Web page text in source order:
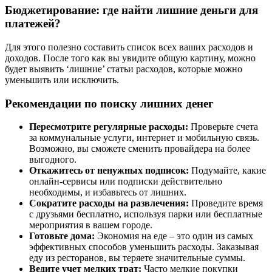
Бюджетирование: где найти лишние деньги для
платежей?
Для этого полезно составить список всех ваших расходов и
доходов. После того как вы увидите общую картину, можно
будет выявить ‘лишние’ статьи расходов, которые можно
уменьшить или исключить.
Рекомендации по поиску лишних денег
Пересмотрите регулярные расходы: Проверьте счета
за коммунальные услуги, интернет и мобильную связь.
Возможно, вы сможете сменить провайдера на более
выгодного.
Откажитесь от ненужных подписок: Подумайте, какие
онлайн-сервисы или подписки действительно
необходимы, и избавьтесь от лишних.
Сократите расходы на развлечения: Проведите время
с друзьями бесплатно, используя парки или бесплатные
мероприятия в вашем городе.
Готовьте дома: Экономия на еде – это один из самых
эффективных способов уменьшить расходы. Заказывая
еду из ресторанов, вы теряете значительные суммы.
Ведите учет мелких трат: Часто мелкие покупки